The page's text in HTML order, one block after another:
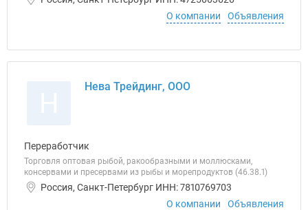
О компании
Объявления
Нева Трейдинг, ООО
Переработчик
Торговля оптовая рыбой, ракообразными и моллюсками,
консервами и пресервами из рыбы и морепродуктов (46.38.1)
Россия, Санкт-Петербург ИНН: 7810769703
О компании
Объявления